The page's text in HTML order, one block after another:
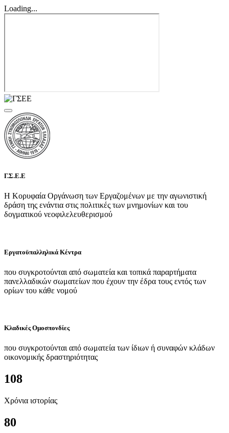
Loading...
Γ.Σ.Ε.Ε
Η Κορυφαία Οργάνωση των Εργαζομένων με την αγωνιστική
δράση της ενάντια στις πολιτικές των μνημονίων και του
δογματικού νεοφιλελευθερισμού
Εργατοϋπαλληλικά Κέντρα
που συγκροτούνται από σωματεία και τοπικά παραρτήματα
πανελλαδικών σωματείων που έχουν την έδρα τους εντός των
ορίων του κάθε νομού
Κλαδικές Ομοσπονδίες
που συγκροτούνται από σωματεία των ίδιων ή συναφών κλάδων
οικονομικής δραστηριότητας
108
Χρόνια ιστορίας
80